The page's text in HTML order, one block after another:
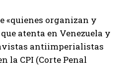
«quienes organizan y
atenta en Venezuela y
antiimperialistas
la CPI (Corte Penal